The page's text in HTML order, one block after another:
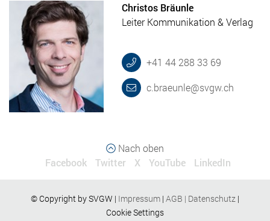
Christos Bräunle
Leiter Kommunikation & Verlag
+41 44 288 33 69
c.braeunle@svgw.ch
Nach oben
Facebook
Twitter X YouTube LinkedIn
© Copyright by SVGW | Impressum | AGB | Datenschutz |
Cookie Settings